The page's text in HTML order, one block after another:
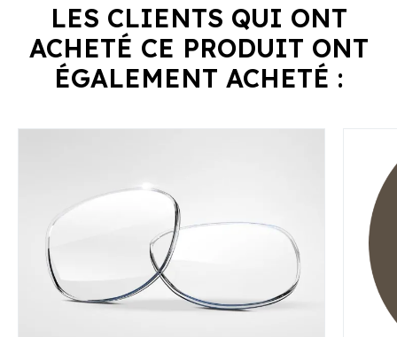
LES CLIENTS QUI ONT
ACHETÉ CE PRODUIT ONT
ÉGALEMENT ACHETÉ :